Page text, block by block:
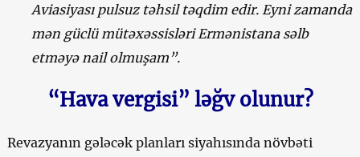
Aviasiyası pulsuz təhsil təqdim edir. Eyni zamanda
mən güclü mütəxəssisləri Ermənistana səlb
etməyə nail olmuşam”.
“Hava vergisi” ləğv olunur?
Revazyanın gələcək planları siyahısında növbəti